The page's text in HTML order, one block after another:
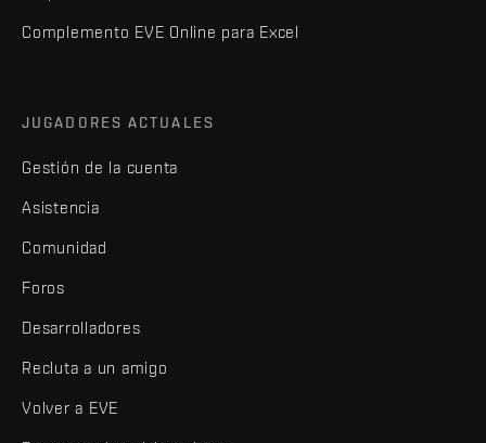
Complemento EVE Online para Excel
JUGADORES ACTUALES
Gestión de la cuenta
Asistencia
Comunidad
Foros
Desarrolladores
Recluta a un amigo
Volver a EVE